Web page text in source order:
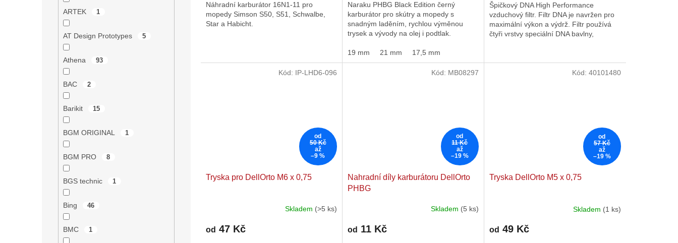
ARTEK 1
AT Design Prototypes 5
Athena 93
BAC 2
Barikit 15
BGM ORIGINAL 1
BGM PRO 8
BGS technic 1
Bing 46
BMC 1
5,0
z
5
Náhradní karburátor 16N1-11 pro
mopedy Simson S50, S51, Schwalbe,
Star a Habicht.
4,0
z
5
hvězdiček.
Naraku PHBG Black Edition černý
karburátor pro skútry a mopedy s
snadným laděním, rychlou výměnou
trysek a vývody na olej i podtlak.
19 mm 21 mm 17,5 mm
Špičkový DNA High Performance
vzduchový filtr. Filtr DNA je navržen pro
maximální výkon a výdrž. Filtr používá
čtyři vrstvy speciální DNA bavlny,
od
50 Kč
až
–9 %
Tryska pro DellOrto M6 x 0,75
produktu
Skladem (>5 ks)
od 47 Kč
Kód: IP-LHD6-096
od
11 Kč
až
–19 %
Nahradní díly karburátoru DellOrto
PHBG
Skladem (5 ks)
od 11 Kč
Kód: MB08297
od
57 Kč
až
–19 %
Tryska DellOrto M5 x 0,75
Skladem (1 ks)
od 49 Kč
Kód: 40101480